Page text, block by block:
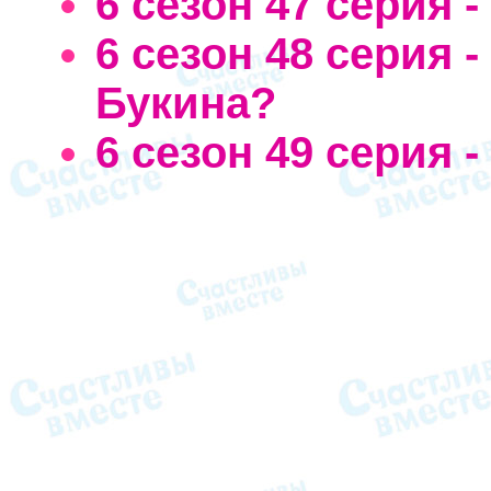
6 сезон 48 серия
Букина?
6 сезон 49 серия